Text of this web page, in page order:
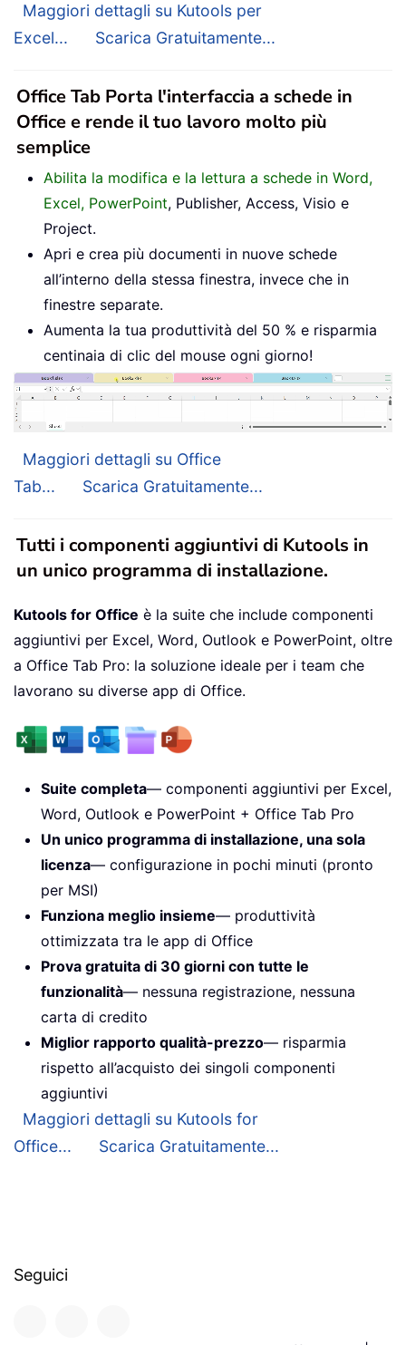
Maggiori dettagli su Kutools per
Excel...
Scarica Gratuitamente...
Office Tab Porta l'interfaccia a schede in
Office e rende il tuo lavoro molto più
semplice
Abilita la modifica e la lettura a schede in Word,
Excel, PowerPoint, Publisher, Access, Visio e
Project.
Apri e crea più documenti in nuove schede
all’interno della stessa finestra, invece che in
finestre separate.
Aumenta la tua produttività del 50 % e risparmia
centinaia di clic del mouse ogni giorno!
Maggiori dettagli su Office
Tab...
Scarica Gratuitamente...
Tutti i componenti aggiuntivi di Kutools in
un unico programma di installazione.
Kutools for Office è la suite che include componenti
aggiuntivi per Excel, Word, Outlook e PowerPoint, oltre
a Office Tab Pro: la soluzione ideale per i team che
lavorano su diverse app di Office.
Suite completa— componenti aggiuntivi per Excel,
Word, Outlook e PowerPoint + Office Tab Pro
Un unico programma di installazione, una sola
licenza— configurazione in pochi minuti (pronto
per MSI)
Funziona meglio insieme— produttività
ottimizzata tra le app di Office
Prova gratuita di 30 giorni con tutte le
funzionalità— nessuna registrazione, nessuna
carta di credito
Miglior rapporto qualità-prezzo— risparmia
rispetto all’acquisto dei singoli componenti
aggiuntivi
Maggiori dettagli su Kutools for
Office...
Scarica Gratuitamente...
Seguici